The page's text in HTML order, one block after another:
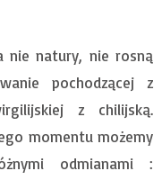
nie natury, nie rosną
pochodzącej z
z chilijską.
momentu możemy
odmianami :